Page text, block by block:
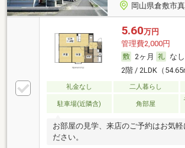
岡山県倉敷市
5.60万円
管理費2,000円
2ヶ月
なし
2階 / 2LDK（
礼金なし 二人暮らし
駐車場(近隣含) 角部屋
お部屋の見学、来店のご予約はお気軽
ださい。